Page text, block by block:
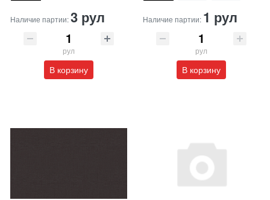
Наличие партии:3 рул
рул
В корзину
Наличие партии: 1 рул
рул
В корзину